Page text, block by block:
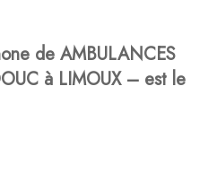
de AMBULANCES
à LIMOUX – est le